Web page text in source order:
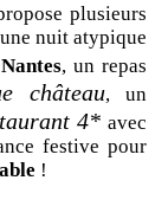
plusieurs
nuit atypique
Nantes, un repas
château, un
4* avec
festive pour
!